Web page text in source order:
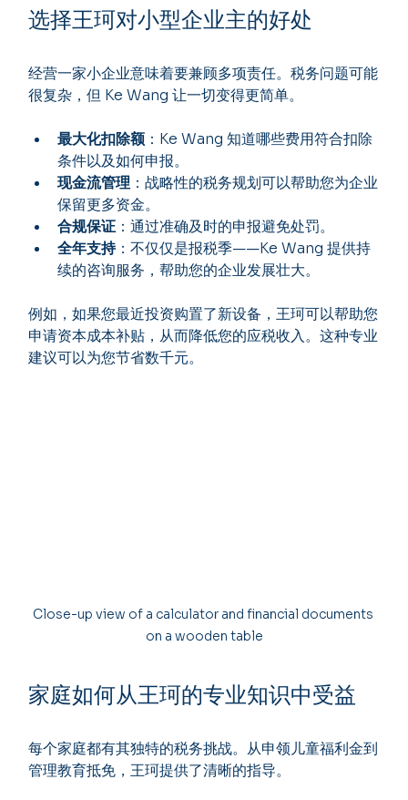
选择王珂对小型企业主的好处
经营一家小企业意味着要兼顾多项责任。税务问题可能
很复杂，但 Ke Wang 让一切变得更简单。
最大化扣除额 ：Ke Wang 知道哪些费用符合扣除
条件以及如何申报。
现金流管理 ：战略性的税务规划可以帮助您为企业
保留更多资金。
合规保证 ：通过准确及时的申报避免处罚。
全年支持：不仅仅是报税季——Ke Wang 提供持
续的咨询服务，帮助您的企业发展壮大。
例如，如果您最近投资购置了新设备，王珂可以帮助您
申请资本成本补贴，从而降低您的应税收入。这种专业
建议可以为您节省数千元。
Close-up view of a calculator and financial documents
on a wooden table
家庭如何从王珂的专业知识中受益
每个家庭都有其独特的税务挑战。从申领儿童福利金到
管理教育抵免，王珂提供了清晰的指导。